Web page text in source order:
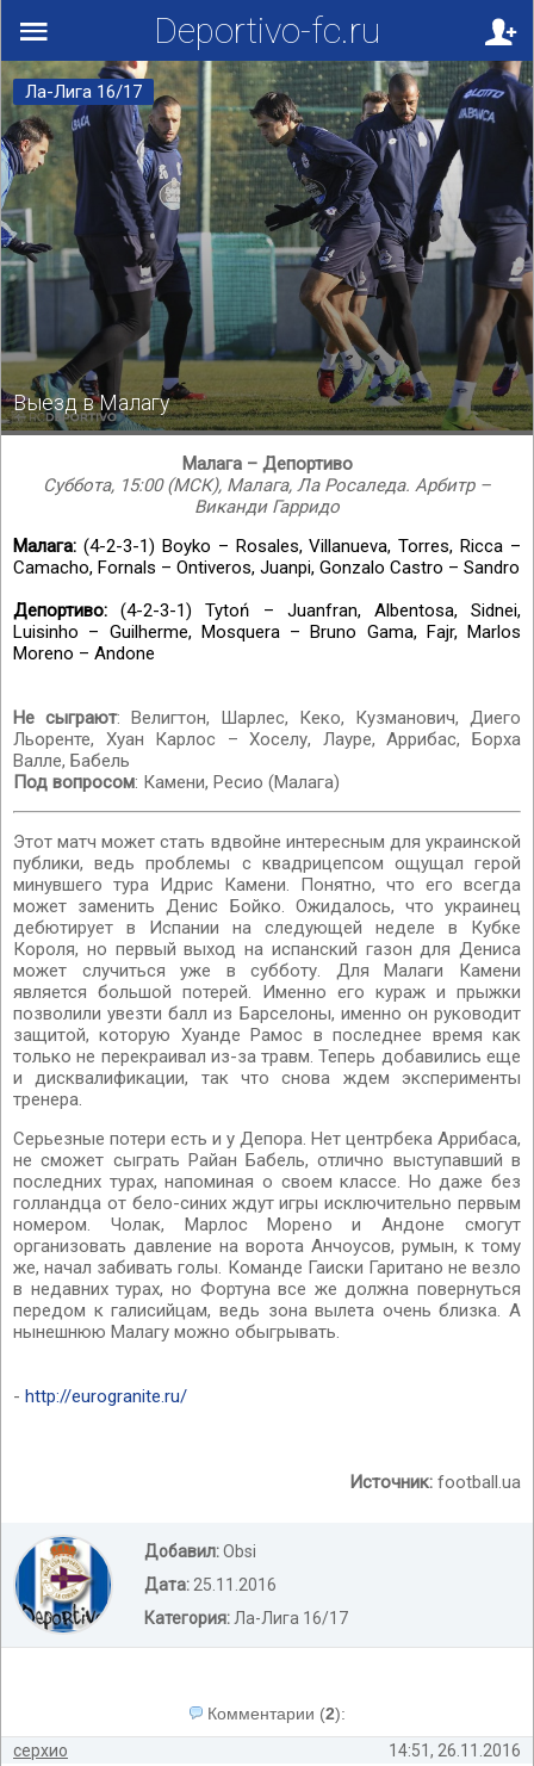
Deportivo-fc.ru
Ла-Лига 16/17
Выезд в Малагу
Малага – Депортиво
Суббота, 15:00 (МСК), Малага, Ла Росаледа. Арбитр –
Виканди Гарридо
Малага: (4-2-3-1) Boyko – Rosales, Villanueva, Torres, Ricca –
Camacho, Fornals – Ontiveros, Juanpi, Gonzalo Castro – Sandro
Депортиво:(4-2-3-1) Tytoń – Juanfran, Albentosa, Sidnei,
Luisinho – Guilherme, Mosquera – Bruno Gama, Fajr, Marlos
Moreno – Andone
Не сыграют: Велигтон, Шарлес, Кеко, Кузманович, Диего
Льоренте, Хуан Карлос – Хоселу, Лауре, Аррибас, Борха
Валле, Бабель
Под вопросом: Камени, Ресио (Малага)
Этот матч может стать вдвойне интересным для украинской
публики, ведь проблемы с квадрицепсом ощущал герой
минувшего тура Идрис Камени. Понятно, что его всегда
может заменить Денис Бойко. Ожидалось, что украинец
дебютирует в Испании на следующей неделе в Кубке
Короля, но первый выход на испанский газон для Дениса
может случиться уже в субботу. Для Малаги Камени
является большой потерей. Именно его кураж и прыжки
позволили увезти балл из Барселоны, именно он руководит
защитой, которую Хуанде Рамос в последнее время как
только не перекраивал из-за травм. Теперь добавились еще
и дисквалификации, так что снова ждем эксперименты
тренера.
Серьезные потери есть и у Депора. Нет центрбека Аррибаса,
не сможет сыграть Райан Бабель, отлично выступавший в
последних турах, напоминая о своем классе. Но даже без
голландца от бело-синих ждут игры исключительно первым
номером. Чолак, Марлос Морено и Андоне смогут
организовать давление на ворота Анчоусов, румын, к тому
же, начал забивать голы. Команде Гаиски Гаритано не везло
в недавних турах, но Фортуна все же должна повернуться
передом к галисийцам, ведь зона вылета очень близка. А
нынешнюю Малагу можно обыгрывать.
- http://eurogranite.ru/
Источник: football.ua
Добавил:Obsi
Дата:25.11.2016
Категория:Ла-Лига 16/17
Комментарии (2):
серхио
14:51, 26.11.2016